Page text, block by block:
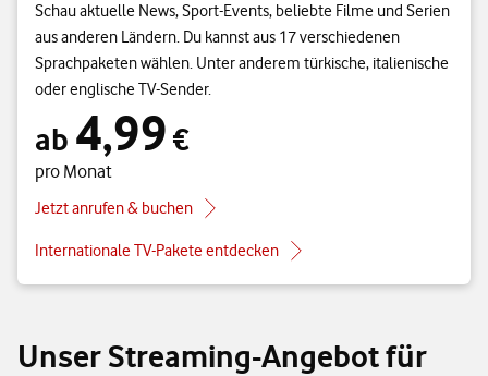
Schau aktuelle News, Sport-Events, beliebte Filme und Serien
aus anderen Ländern. Du kannst aus 17 verschiedenen
Sprachpaketen wählen. Unter anderem türkische, italienische
oder englische TV-Sender.
ab 4,99 € pro Monat
ab 4,99 €
pro Monat
Jetzt anrufen & buchen
Internationale TV-Pakete entdecken
Unser Streaming-Angebot für